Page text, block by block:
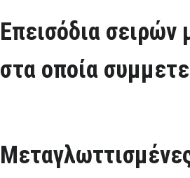
Επεισόδια
στα οποία